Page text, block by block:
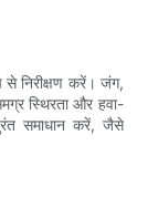
से निरीक्षण करें। जंग,
स्थिरता और हवा-
समाधान करें, जैसे